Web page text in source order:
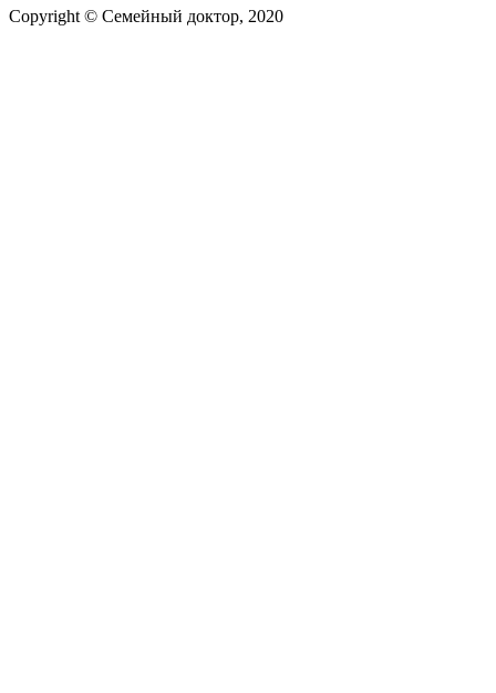
Copyright © Семейный доктор, 2020